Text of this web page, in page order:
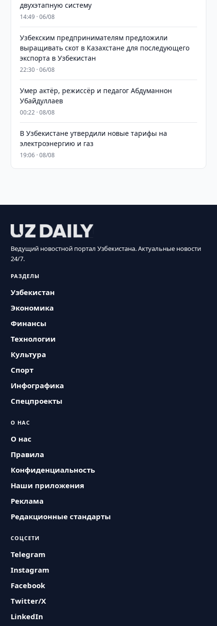
двухэтапную систему
14:49 · 06/08
Узбекским предпринимателям предложили
выращивать скот в Казахстане для последующего
экспорта в Узбекистан
22:30 · 06/08
Умер актёр, режиссёр и педагог Абдуманнон
Убайдуллаев
00:22 · 08/08
В Узбекистане утвердили новые тарифы на
электроэнергию и газ
19:06 · 08/08
Ведущий новостной портал Узбекистана. Актуальные новости
24/7.
РАЗДЕЛЫ
Узбекистан
Экономика
Финансы
Технологии
Культура
Спорт
Инфографика
Спецпроекты
О НАС
О нас
Правила
Конфиденциальность
Наши приложения
Реклама
Редакционные стандарты
СОЦСЕТИ
Telegram
Instagram
Facebook
Twitter/X
LinkedIn